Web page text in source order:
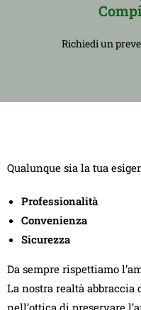
Richiedi un
Qualunque sia la tua
Professionalità
Convenienza
Sicurezza
Da sempre rispettiamo
La nostra realtà
nell’ottica di preservare